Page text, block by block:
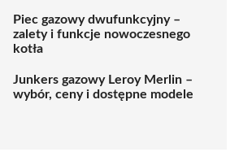
Piec gazowy dwufunkcyjny –
zalety i funkcje nowoczesnego
kotła
Junkers gazowy Leroy Merlin –
wybór, ceny i dostępne modele